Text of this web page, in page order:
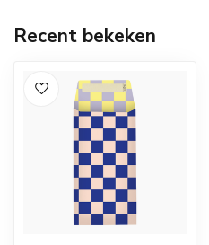
Recent bekeken